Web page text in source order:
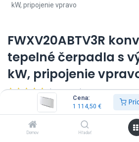
Cena:
1 114,50 €
Domov Hľadať
kW, pripojenie vpravo
FWXV20ABTV3R
tepelné čerpadla s
kW, pripojenie
(0 recenzia)
FWXV20ABTV3R - Daikin Altherma HPC
Ovládač nie je súčasťou dodávky, je
1 114,50 Vrátane DPH